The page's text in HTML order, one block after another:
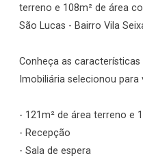
terreno e 108m² de área
São Lucas - Bairro Vila
Conheça as
Imobiliária selecionou para
- 121m² de área terreno e
- Recepção
- Sala de espera